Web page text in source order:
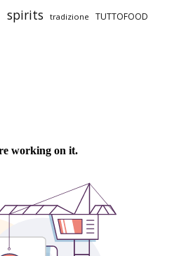
spirits tradizione TUTTOFOOD